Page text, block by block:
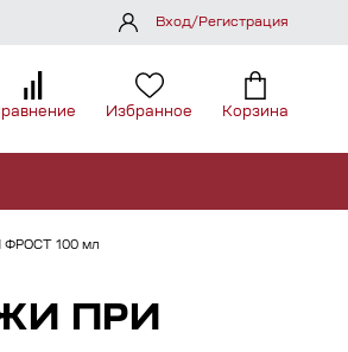
Избранное Корзина
Вход/Регистрация
ФРОСТ 100 мл
ПРИ